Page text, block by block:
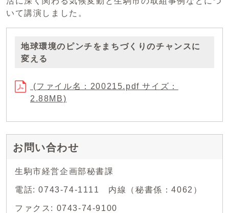
いて講演しました。
地球環境のピンチをまちづくりのチャンスに
変える
(ファイル名：200215.pdf サイズ：
2.88MB)
お問い合わせ
生駒市経営企画部秘書課
電話: 0743-74-1111 内線（秘書係：4062）
ファクス: 0743-74-9100